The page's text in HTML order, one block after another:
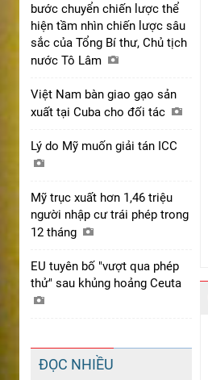
bước chuyển chiến lược thể
hiện tầm nhìn chiến lược sâu
sắc của Tổng Bí thư, Chủ tịch
nước Tô Lâm
Việt Nam bàn giao gạo sản
xuất tại Cuba cho đối tác
Lý do Mỹ muốn giải tán ICC
Mỹ trục xuất hơn 1,46 triệu
người nhập cư trái phép trong
12 tháng
EU tuyên bố "vượt qua phép
thử" sau khủng hoảng Ceuta
ĐỌC NHIỀU